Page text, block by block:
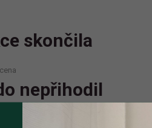
skončila
nepřihodil